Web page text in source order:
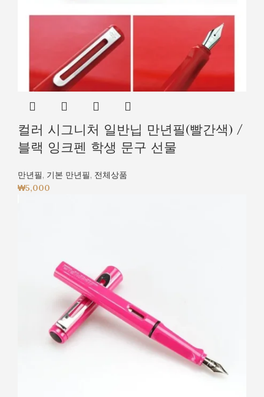
컬러 시그니처 일반닙 만년필(빨간색) /
블랙 잉크펜 학생 문구 선물
만년필, 기본 만년필, 전체상품
₩5,000